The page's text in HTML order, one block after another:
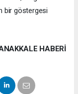
bir göstergesi
HABERİ